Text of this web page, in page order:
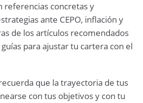
referencias concretas y
ante CEPO, inflación y
de los artículos recomendados
para ajustar tu cartera con el
que la trayectoria de tus
con tus objetivos y con tu